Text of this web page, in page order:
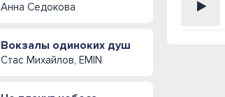
Анна Седокова
Вокзалы одиноких душ
Стас Михайлов, EMIN